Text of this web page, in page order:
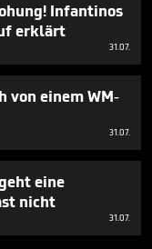
Infantinos
erklärt
31.07.
von einem WM-
31.07.
eine
nicht
31.07.